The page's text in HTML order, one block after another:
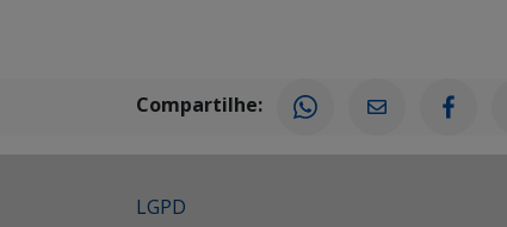
Compartilhe:
LGPD